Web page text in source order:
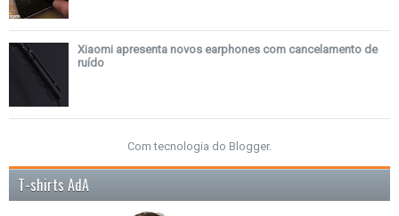
Xiaomi apresenta novos earphones com cancelamento de
ruído
Com tecnologia do Blogger.
T-shirts AdA